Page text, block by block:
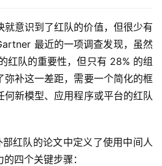
就意识到了红队的价值，但很少有
最近的一项调查发现，虽然
红队的重要性，但只有 28% 的组
弥补这一差距，需要一个简化的框
新模型、应用程序或平台的红队
红队的论文中定义了使用中间人
四个关键步骤：